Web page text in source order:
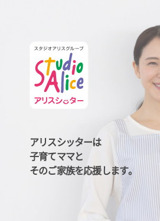
アリスシッターは
子育てママと